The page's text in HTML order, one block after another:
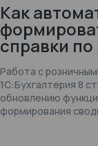
Как
справки
продажам в
—
Работа с
1С:Бухгалтерия 8
обновлению
формирования